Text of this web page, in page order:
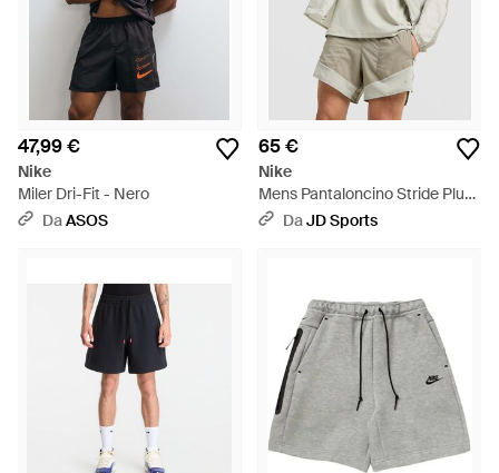
47,99 €
Nike
Miler Dri-Fit - Nero
DaASOS
65 €
Nike
Mens Pantaloncino Stride Plus
- Neutro
DaJD Sports